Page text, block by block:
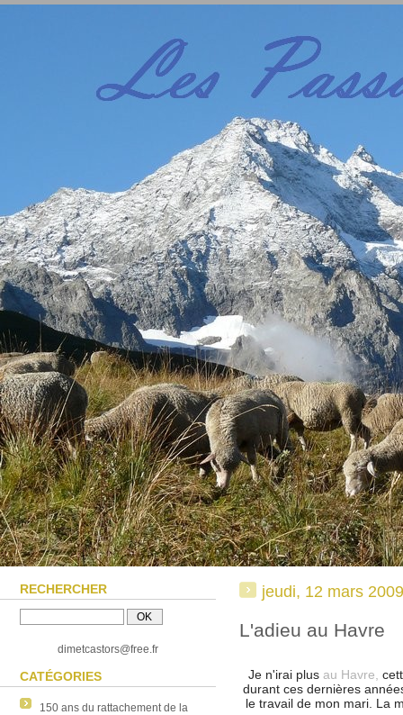
RECHERCHER
dimetcastors@free.fr
CATÉGORIES
150 ans du rattachement de la
jeudi, 12 mars 2009
L'adieu au Havre
Je n'irai plusau Havre,
durant ces dernières
le travail de mon mari. La